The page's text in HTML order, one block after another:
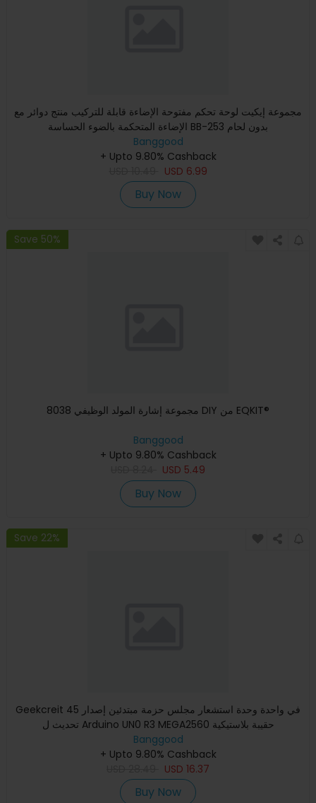
مجموعة إيكيت لوحة تحكم مفتوحة الإضاءة قابلة للتركيب منتج دوائر مع
الإضاءة المتحكمة بالضوء الحساسة BB-253 بدون لحام
Banggood
+ Upto 9.80% Cashback
USD 6.99
Buy Now
Save 50%
مجموعة إشارة المولد الوظيفي 8038 DIY من EQKIT®
Banggood
+ Upto 9.80% Cashback
USD 5.49
Buy Now
Save 22%
Geekcreit 45 في واحدة وحدة استشعار مجلس حزمة مبتدئين إصدار
تحديث ل Arduino UN0 R3 MEGA2560 حقيبة بلاستيكية
Banggood
+ Upto 9.80% Cashback
USD 16.37
Buy Now